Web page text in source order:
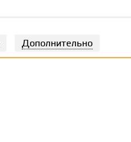
Дополнительно